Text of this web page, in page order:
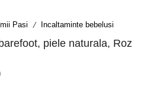
Pasi / Incaltaminte bebelusi
piele naturala, Roz